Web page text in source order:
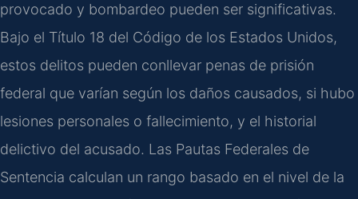
provocado y bombardeo pueden ser significativas.
Bajo el Título 18 del Código de los Estados Unidos,
estos delitos pueden conllevar penas de prisión
federal que varían según los daños causados, si hubo
lesiones personales o fallecimiento, y el historial
delictivo del acusado. Las Pautas Federales de
Sentencia calculan un rango basado en el nivel de la